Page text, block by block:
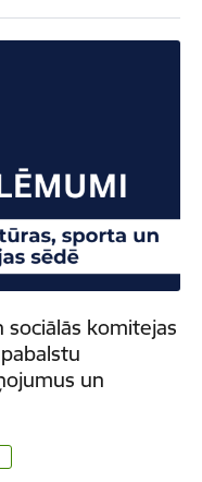
komitejas
un